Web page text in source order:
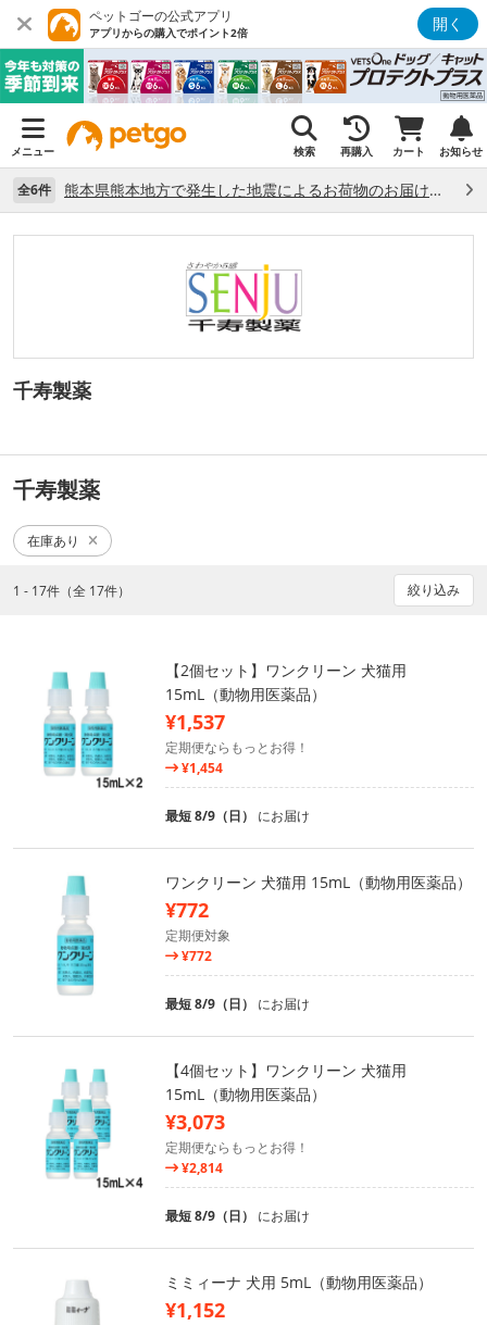
ペットゴーの公式アプリ
アプリからの購入でポイント2倍 開く
メニュー 検索 再購入 カート お知らせ
全6件 熊本県熊本地方で発生した地震によるお荷物のお届け状況について （7/28）
千寿製薬
千寿製薬
在庫あり
1 - 17件（全 17件） 絞り込み
【2個セット】ワンクリーン 犬猫用
15mL（動物用医薬品）
¥1,537
定期便ならもっとお得！
¥1,454
最短 8/9（日） にお届け
ワンクリーン 犬猫用 15mL（動物用医薬品）
¥772
定期便対象
¥772
最短 8/9（日） にお届け
【4個セット】ワンクリーン 犬猫用
15mL（動物用医薬品）
¥3,073
定期便ならもっとお得！
¥2,814
最短 8/9（日） にお届け
ミミィーナ 犬用 5mL（動物用医薬品）
¥1,152